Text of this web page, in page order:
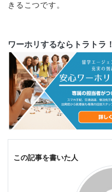
きるこつです。
ワーホリするならトラトラ！
この記事を書いた人